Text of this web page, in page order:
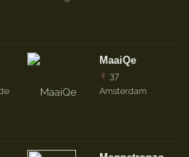
IJssel
MaaiQe
♀ 37
Amsterdam